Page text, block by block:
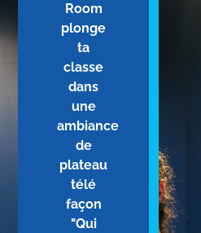
Room
plonge
ta
classe
dans
une
ambiance
de
plateau
télé
façon
"Qui